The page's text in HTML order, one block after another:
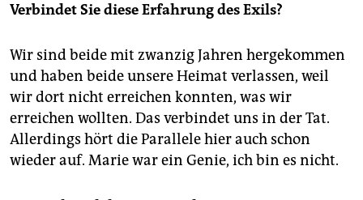
Verbindet Sie diese Erfahrung des Exils?
Wir sind beide mit zwanzig Jahren hergekommen
und haben beide unsere Heimat verlassen, weil
wir dort nicht erreichen konnten, was wir
erreichen wollten. Das verbindet uns in der Tat.
Allerdings hört die Parallele hier auch schon
wieder auf. Marie war ein Genie, ich bin es nicht.